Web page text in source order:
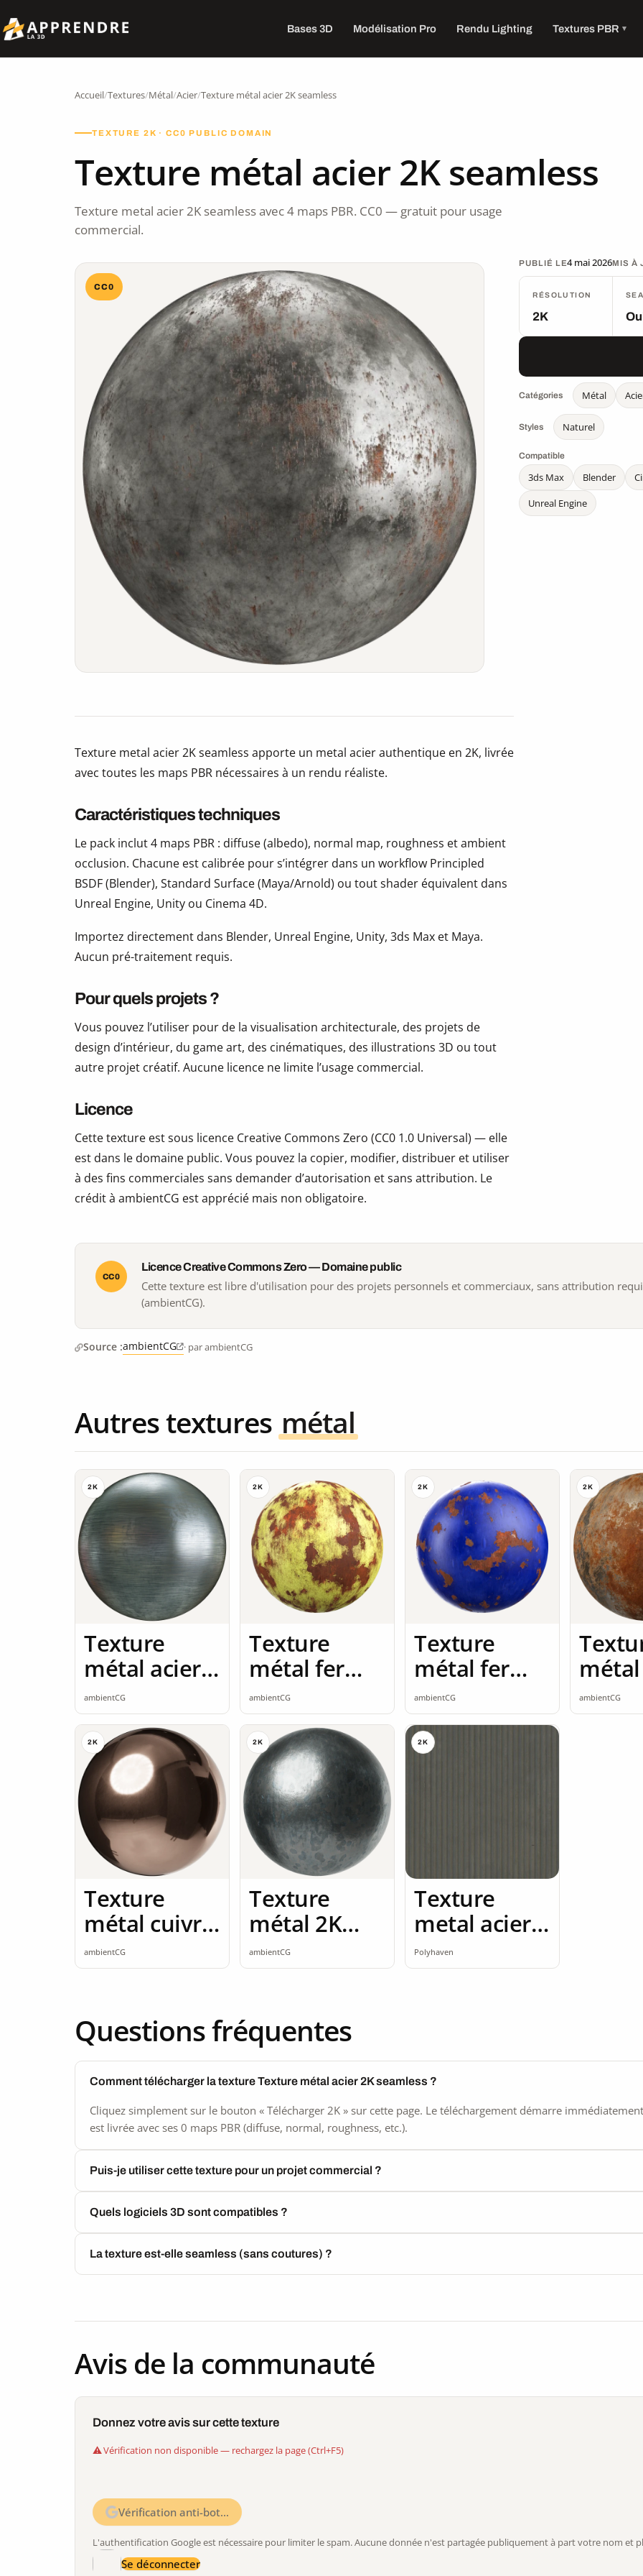
Bases 3D Modélisation Pro Rendu Lighting Textures PBR
Accueil/Textures/Métal/Acier/Texture métal acier 2K seamless
TEXTURE 2K · CC0 PUBLIC DOMAIN
Texture métal acier 2K seamless
Texture metal acier 2K seamless avec 4 maps PBR. CC0 — gratuit pour usage
commercial.
CC0
PUBLIÉ LE4 mai 2026MIS À
RÉSOLUTION
2K
Catégories Métal
Styles Naturel
Compatible
3ds Max Blender
Unreal Engine
Texture metal acier 2K seamless apporte un metal acier authentique en 2K, livrée
avec toutes les maps PBR nécessaires à un rendu réaliste.
Caractéristiques techniques
Le pack inclut 4 maps PBR : diffuse (albedo), normal map, roughness et ambient
occlusion. Chacune est calibrée pour s’intégrer dans un workflow Principled
BSDF (Blender), Standard Surface (Maya/Arnold) ou tout shader équivalent dans
Unreal Engine, Unity ou Cinema 4D.
Importez directement dans Blender, Unreal Engine, Unity, 3ds Max et Maya.
Aucun pré-traitement requis.
Pour quels projets ?
Vous pouvez l’utiliser pour de la visualisation architecturale, des projets de
design d’intérieur, du game art, des cinématiques, des illustrations 3D ou tout
autre projet créatif. Aucune licence ne limite l’usage commercial.
Licence
Cette texture est sous licence Creative Commons Zero (CC0 1.0 Universal) — elle
est dans le domaine public. Vous pouvez la copier, modifier, distribuer et utiliser
à des fins commerciales sans demander d’autorisation et sans attribution. Le
crédit à ambientCG est apprécié mais non obligatoire.
CC0
Licence Creative Commons Zero — Domaine public
Cette texture est libre d'utilisation pour des projets personnels et commerciaux, sans attribution
(ambientCG).
Source :ambientCG · par ambientCG
Autres textures métal
2K
Texture
métal acier
2K seamless
ambientCG
2K
Texture
métal fer
rouillé 2K
seamless
ambientCG
2K
Texture
métal fer
rouillé 2K
seamless
ambientCG
2K
rouillé
ambientCG
2K
Texture
métal cuivre
2K seamless
ambientCG
2K
Texture
métal 2K
seamless
ambientCG
2K
Texture
metal acier
2K
Polyhaven
Questions fréquentes
Comment télécharger la texture Texture métal acier 2K seamless ?
Cliquez simplement sur le bouton « Télécharger 2K » sur cette page. Le téléchargement démarre
est livrée avec ses 0 maps PBR (diffuse, normal, roughness, etc.).
Puis-je utiliser cette texture pour un projet commercial ?
Quels logiciels 3D sont compatibles ?
La texture est-elle seamless (sans coutures) ?
Avis de la communauté
Donnez votre avis sur cette texture
Vérification non disponible — rechargez la page (Ctrl+F5)
Vérification anti-bot…
L'authentification Google est nécessaire pour limiter le spam. Aucune donnée n'est partagée publiquement à part votre nom et
Se déconnecter